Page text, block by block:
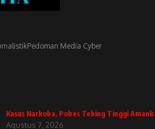
Pedoman Media Cyber
Kasus Narkoba, Polres Tebing Tinggi
Agustus 7, 2026